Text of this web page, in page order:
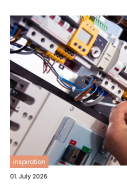
inspiration
01. July 2026